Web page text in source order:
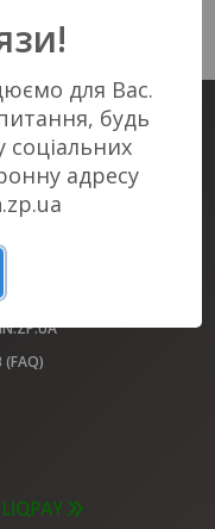
:(
ГОРОДА У НАС!
ГОДА
для Вас.
будь
соціальних
адресу